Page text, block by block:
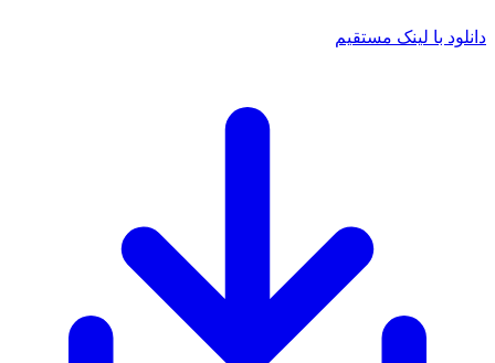
دانلود با لینک مستقیم